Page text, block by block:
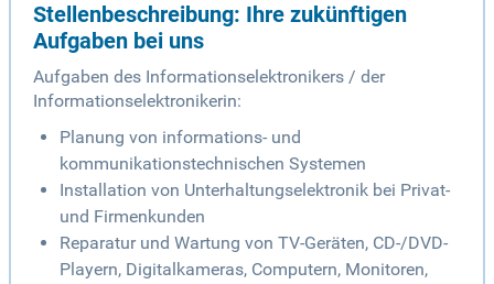
Stellenbeschreibung: Ihre zukünftigen
Aufgaben bei uns
Aufgaben des Informationselektronikers / der
Informationselektronikerin:
Planung von informations- und
kommunikationstechnischen Systemen
Installation von Unterhaltungselektronik bei Privat-
und Firmenkunden
Reparatur und Wartung von TV-Geräten, CD-/DVD-
Playern, Digitalkameras, Computern, Monitoren,